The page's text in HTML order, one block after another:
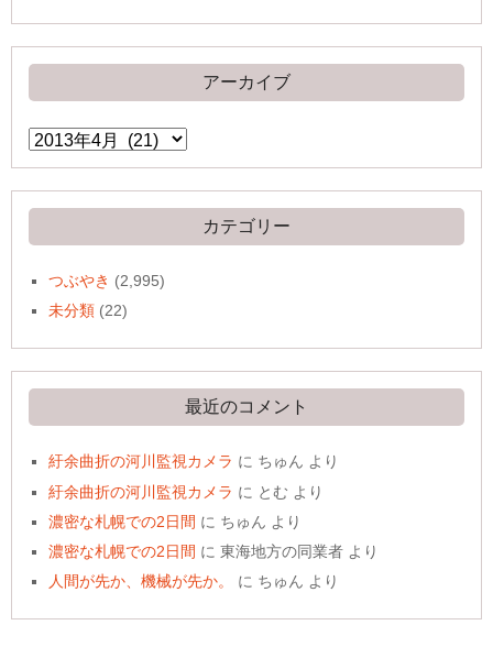
アーカイブ
ア
ー
イ
ブ
カテゴリー
つぶやき (2,995)
未分類 (22)
最近のコメント
紆余曲折の河川監視カメラ に ちゅん より
紆余曲折の河川監視カメラ に とむ より
濃密な札幌での2日間 に ちゅん より
濃密な札幌での2日間 に東海地方の同業者 より
人間が先か、機械が先か。
に ちゅん より